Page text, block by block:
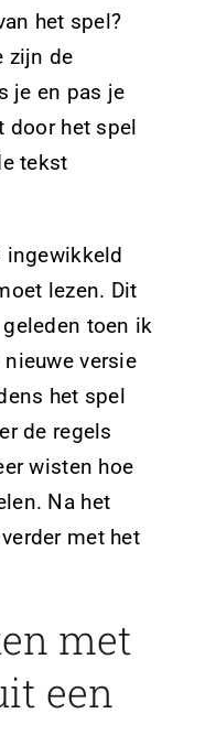
het spel?
zijn de
je en pas je
door het spel
tekst
ingewikkeld
lezen. Dit
toen ik
versie
het spel
de regels
wisten hoe
Na het
met het
met
een